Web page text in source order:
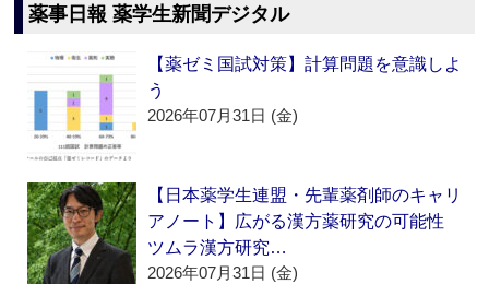
薬事日報 薬学生新聞デジタル
【薬ゼミ国試対策】計算問題を意識しよ
う
2026年07月31日 (金)
【日本薬学生連盟・先輩薬剤師のキャリ
アノート】広がる漢方薬研究の可能性
ツムラ漢方研究…
2026年07月31日 (金)